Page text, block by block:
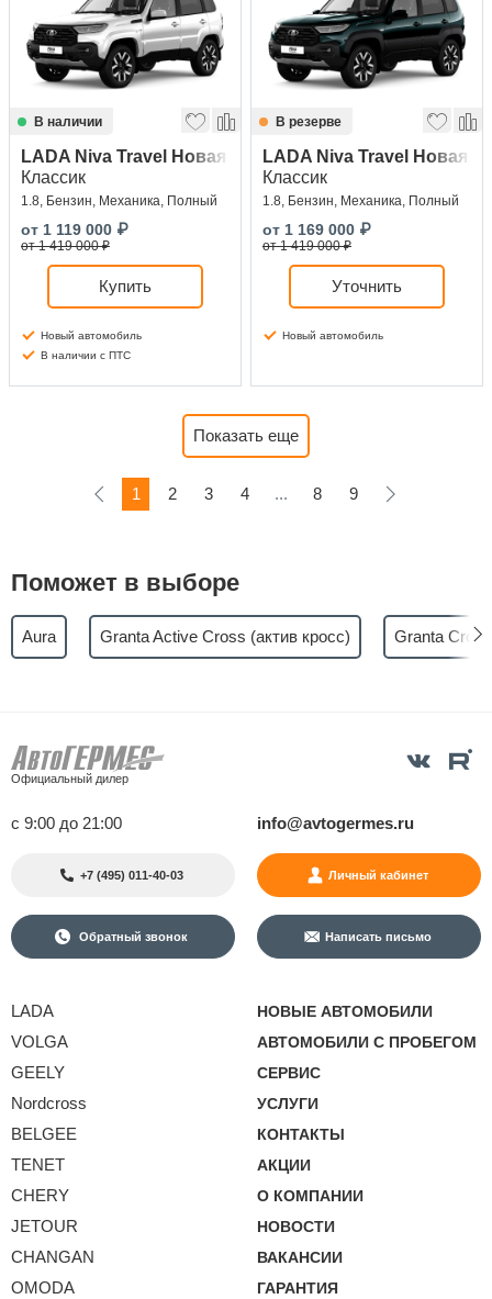
В наличии
LADA Niva Travel Новая
Классик
1.8, Бензин, Механика, Полный
от 1 119 000 ₽
от 1 419 000 ₽
Купить
Новый автомобиль
В наличии с ПТС
В резерве
LADA Niva Travel Новая
Классик
1.8, Бензин, Механика, Полный
от 1 169 000 ₽
от 1 419 000 ₽
Уточнить
Новый автомобиль
Показать еще
1 2 3 4 ... 8 9
Поможет в выборе
Aura Granta Active Cross (актив кросс) Granta
Официальный дилер
с 9:00 до 21:00 info@avtogermes.ru
+7 (495) 011-40-03 Личный кабинет
Обратный звонок Написать письмо
LADA
VOLGA
GEELY
Nordcross
BELGEE
TENET
CHERY
JETOUR
CHANGAN
OMODA
НОВЫЕ АВТОМОБИЛИ
АВТОМОБИЛИ С ПРОБЕГОМ
СЕРВИС
УСЛУГИ
КОНТАКТЫ
АКЦИИ
О КОМПАНИИ
НОВОСТИ
ВАКАНСИИ
ГАРАНТИЯ